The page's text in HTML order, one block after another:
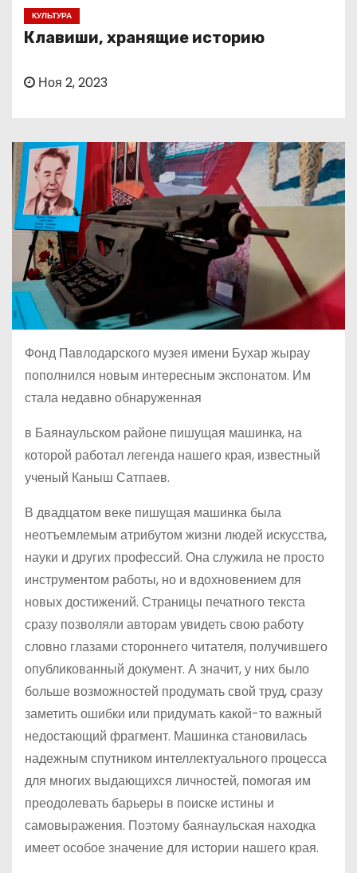
КУЛЬТУРА
Клавиши, хранящие историю
Ноя 2, 2023
Фонд Павлодарского музея имени Бухар жырау
пополнился новым интересным экспонатом. Им
стала недавно обнаруженная
в Баянаульском районе пишущая машинка, на
которой работал легенда нашего края, известный
ученый Каныш Сатпаев.
В двадцатом веке пишущая машинка была
неотъемлемым атрибутом жизни людей искусства,
науки и других профессий. Она служила не просто
инструментом работы, но и вдохновением для
новых достижений. Страницы печатного текста
сразу позволяли авторам увидеть свою работу
словно глазами стороннего читателя, получившего
опубликованный документ. А значит, у них было
больше возможностей продумать свой труд, сразу
заметить ошибки или придумать какой-то важный
недостающий фрагмент. Машинка становилась
надежным спутником интеллектуального процесса
для многих выдающихся личностей, помогая им
преодолевать барьеры в поиске истины и
самовыражения. Поэтому баянаульская находка
имеет особое значение для истории нашего края.